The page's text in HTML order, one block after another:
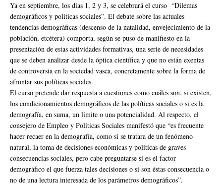
Ya en septiembre, los días 1, 2 y 3, se celebrará el curso “Dilemas
demográficos y políticas sociales”. El debate sobre las actuales
tendencias demográficas (descenso de la natalidad, envejecimiento de la
población, etcétera) comporta, según se puso de manifiesto en la
presentación de estas actividades formativas, una serie de necesidades
que se deben analizar desde la óptica científica y que no están exentas
de controversia en la sociedad vasca, concretamente sobre la forma de
afrontar sus políticas sociales.
El curso pretende dar respuesta a cuestiones como cuáles son, si existen,
los condicionamientos demográficos de las políticas sociales o si es la
demografía, en suma, un límite o una potencialidad. Al respecto, el
consejero de Empleo y Políticas Sociales manifestó que “es frecuente
hacer recaer en la demografía, como si se tratara de un fenómeno
natural, la toma de decisiones económicas y políticas de graves
consecuencias sociales, pero cabe preguntarse si es el factor
demográfico el que fuerza tales decisiones o si son éstas consecuencia o
no de una lectura interesada de los parámetros demográficos”.